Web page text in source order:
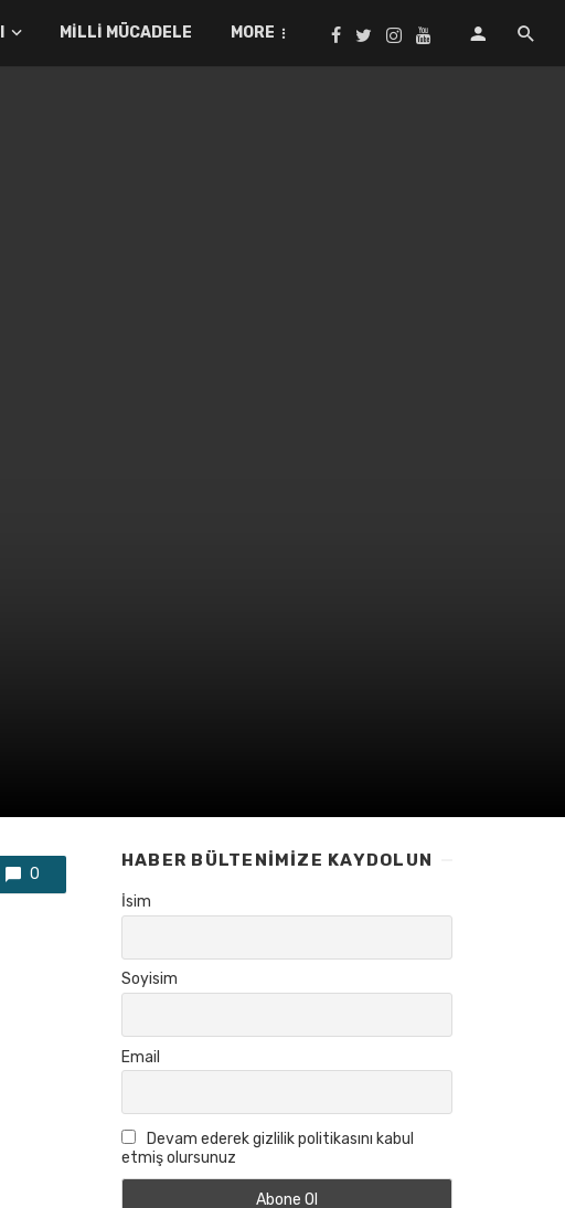
MILLI MÜCADELE MORE
0
HABER BÜLTENIMIZE KAYDOLUN
İsim
Soyisim
Email
Devam ederek gizlilik politikasını kabul
etmiş olursunuz